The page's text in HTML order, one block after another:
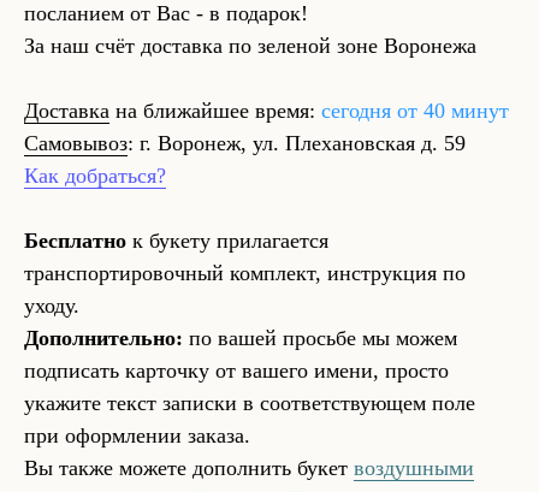
посланием от Вас - в подарок!
За наш счёт доставка по зеленой зоне Воронежа
Доставка на ближайшее время: сегодня от 40 минут
Самовывоз: г. Воронеж, ул. Плехановская д. 59
Как добраться?
Бесплатно к букету прилагается
транспортировочный комплект, инструкция по
уходу.
Дополнительно: по вашей просьбе мы можем
подписать карточку от вашего имени, просто
укажите текст записки в соответствующем поле
при оформлении заказа.
Вы также можете дополнить букет воздушными